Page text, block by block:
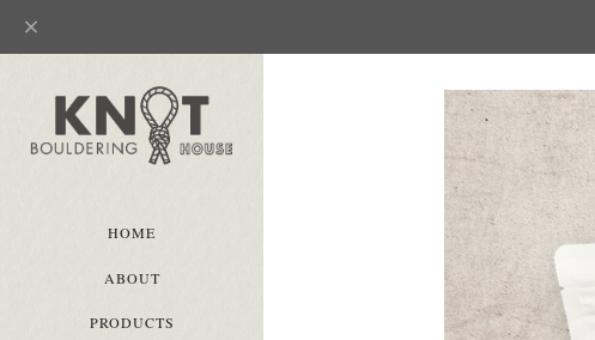
HOME
ABOUT
PRODUCTS